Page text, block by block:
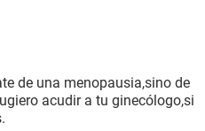
de una menopausia,sino de
acudir a tu ginecólogo,si